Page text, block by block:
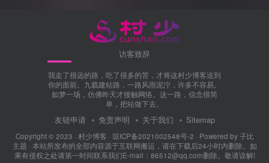
访客致辞
我走了很远的路，吃了很多的苦，才将这村少博客送到
你的面前。九载建站路，一路风雨泥泞，许多不容易。
如梦一场，仿佛昨天才接触网络。这一路，信念很简
单，把站做下去。
友链申请 免责声明 关于我们 Sitemap
Copyright © 2023 · 村少博客 · 琼ICP备2021002548号-2 · Powered by子比
主题 · 本站所发布的全部内容源于互联网搬运，请在下载后24小时内删除。如
果有侵权之处请第一时间联系我们E-mail：86512@qq.com删除。敬请谅解!